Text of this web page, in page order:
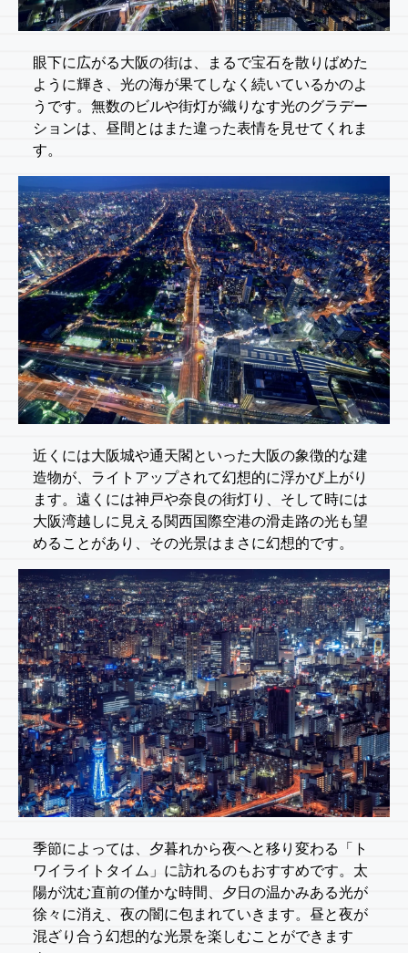
眼下に広がる大阪の街は、まるで宝石を散りばめた
ように輝き、光の海が果てしなく続いているかのよ
うです。無数のビルや街灯が織りなす光のグラデー
ションは、昼間とはまた違った表情を見せてくれま
す。
近くには大阪城や通天閣といった大阪の象徴的な建
造物が、ライトアップされて幻想的に浮かび上がり
ます。遠くには神戸や奈良の街灯り、そして時には
大阪湾越しに見える関西国際空港の滑走路の光も望
めることがあり、その光景はまさに幻想的です。
季節によっては、夕暮れから夜へと移り変わる「ト
ワイライトタイム」に訪れるのもおすすめです。太
陽が沈む直前の僅かな時間、夕日の温かみある光が
徐々に消え、夜の闇に包まれていきます。昼と夜が
混ざり合う幻想的な光景を楽しむことができます